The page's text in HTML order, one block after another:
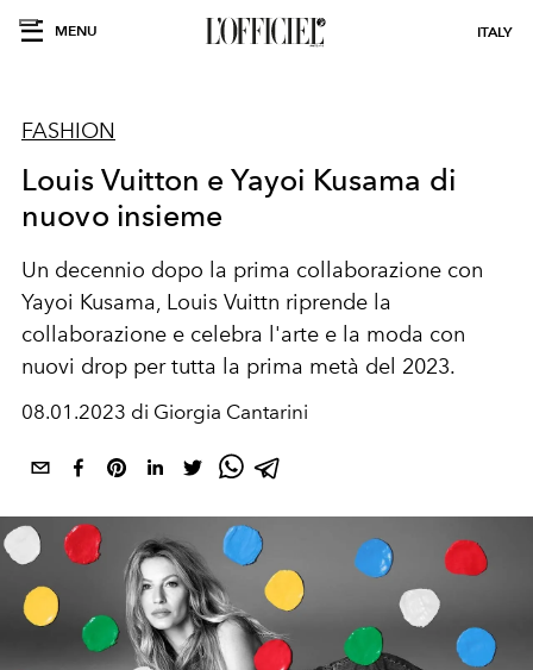
MENU ITALY
FASHION
Louis Vuitton e Yayoi Kusama di
nuovo insieme
Un decennio dopo la prima collaborazione con
Yayoi Kusama, Louis Vuittn riprende la
collaborazione e celebra l'arte e la moda con
nuovi drop per tutta la prima metà del 2023.
08.01.2023 di Giorgia Cantarini